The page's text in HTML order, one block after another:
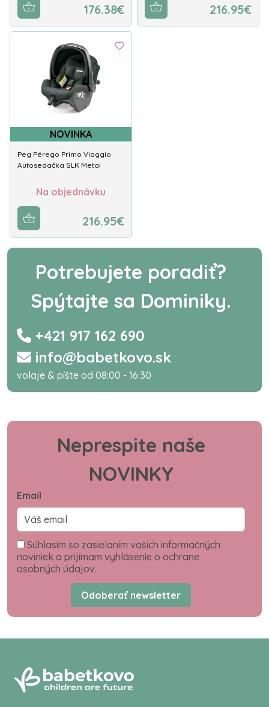
176.38€ 216.95€
NOVINKA
Peg Pérego Primo Viaggio
Autosedačka SLK Metal
Na objednávku
216.95€
Potrebujete poradiť?
Spýtajte sa Dominiky.
+421 917 162 690
info@babetkovo.sk
volaje & píšte od 08:00 - 16:30
Neprespite naše
NOVINKY
Email
Súhlasím so zasielaním vašich informačných
noviniek a prijímam vyhlásenie o ochrane
osobných údajov.
Odoberať newsletter